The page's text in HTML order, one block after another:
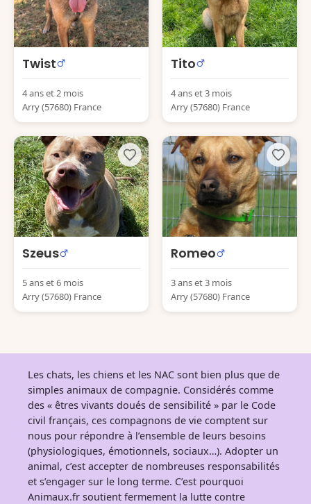
Twist
4 ans et 2 mois
Arry (57680) France
Tito
4 ans et 3 mois
Arry (57680) France
Szeus
5 ans et 6 mois
Arry (57680) France
Romeo
3 ans et 3 mois
Arry (57680) France
Les chats, les chiens et les NAC sont bien plus que de
simples animaux de compagnie. Considérés comme
des « êtres vivants doués de sensibilité » par le Code
civil français, ces compagnons de vie comptent sur
nous pour répondre à l’ensemble de leurs besoins
(physiologiques, émotionnels, sociaux…). Adopter un
animal, c’est accepter de nombreuses responsabilités
et s’engager sur le long terme. C’est pourquoi
Animaux.fr soutient fermement la lutte contre